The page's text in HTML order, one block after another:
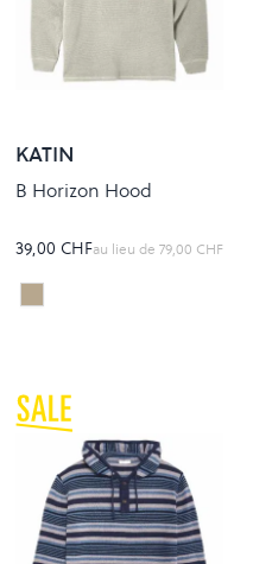
KATIN
B Horizon Hood
39,00 CHFau lieu de 79,00 CHF
Colour
Pelican